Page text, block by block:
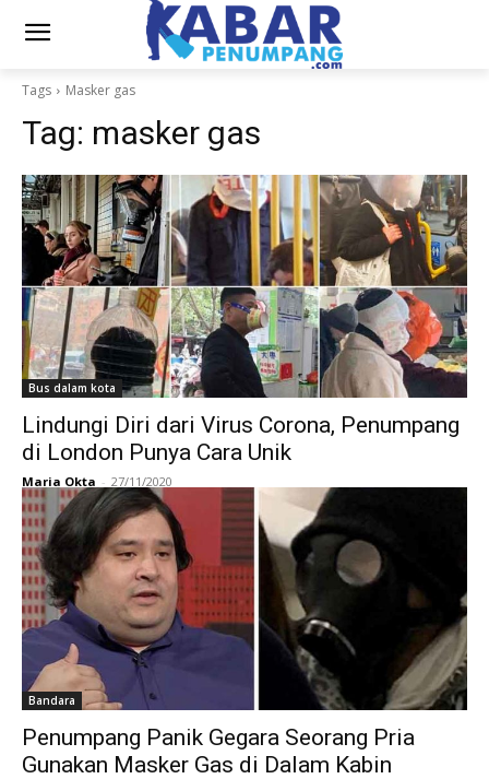
Tags Masker gas
Tag: masker gas
Bus dalam kota
Lindungi Diri dari Virus Corona, Penumpang
di London Punya Cara Unik
Maria Okta - 27/11/2020
Bandara
Penumpang Panik Gegara Seorang Pria
Gunakan Masker Gas di Dalam Kabin